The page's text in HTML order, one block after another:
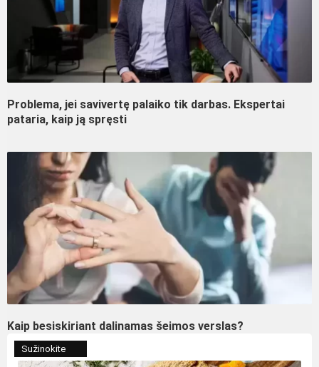
Problema, jei savivertę palaiko tik darbas. Ekspertai
pataria, kaip ją spręsti
Kaip besiskiriant dalinamas šeimos verslas?
Sužinokite